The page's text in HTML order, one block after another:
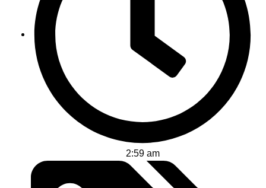
2:59 am